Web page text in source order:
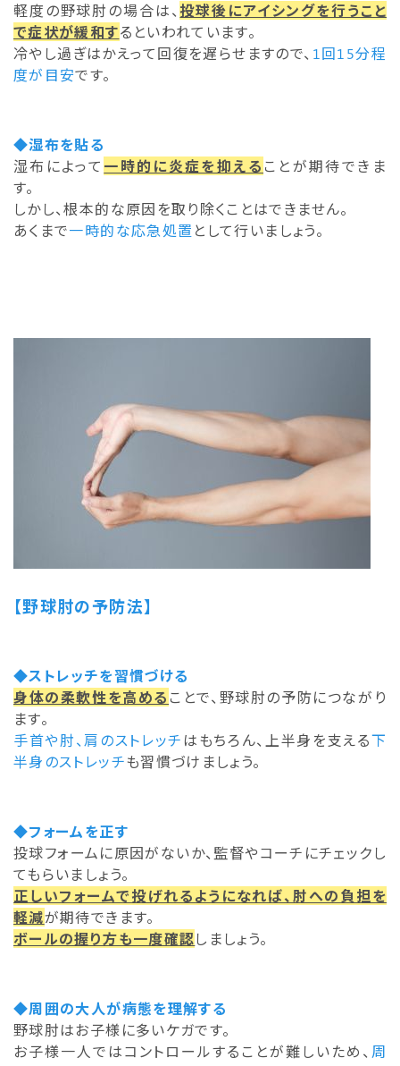
軽度の野球肘の場合は、 投球後にアイシングを行うこと
で症状が緩和するといわれています。
冷やし過ぎはかえって回復を遅らせますので、 1回15分程
度が目安です。
◆湿布を貼る
湿布によって 一時的に炎症を抑える ことが期待できま
す。
しかし、根本的な原因を取り除くことはできません。
あくまで一時的な応急処置 として行いましょう。
【野球肘の予防法】
◆ストレッチを習慣づける
身体の柔軟性を高める ことで、野球肘の予防につながり
ます。
手首や肘、肩のストレッチはもちろん、上半身を支える下
半身のストレッチも習慣づけましょう。
◆フォームを正す
投球フォームに原因がないか、監督やコーチにチェックし
てもらいましょう。
正しいフォームで投げれるようになれば、肘への負担を
軽減が期待できます。
ボールの握り方も一度確認しましょう。
◆周囲の大人が病態を理解する
野球肘はお子様に多いケガです。
お子様一人ではコントロールすることが難しいため、 周